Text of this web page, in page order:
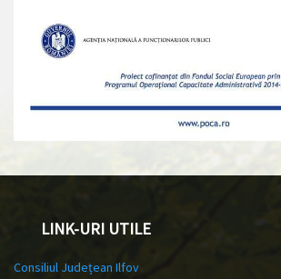
LINK-URI UTILE
Consiliul Județean Ilfov